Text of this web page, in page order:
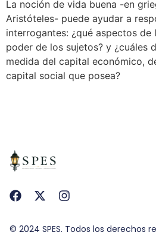
La noción de vida buena -en
Aristóteles- puede ayudar a
interrogantes: ¿qué aspectos de
poder de los sujetos? y ¿cuáles
medida del capital económico,
capital social que posea?
© 2024 SPES. Todos los derechos